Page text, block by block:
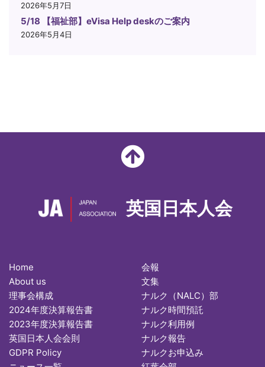
2026年5月7日
5/18 【福祉部】eVisa Help deskのご案内
2026年5月4日
英国日本人会
Home
About us
理事会構成
2024年度決算報告書
2023年度決算報告書
英国日本人会会則
GDPR Policy
会報
文集
ナルク（NALC）部
ナルク時間預託
ナルク利用例
ナルク報告
ナルクお申込み